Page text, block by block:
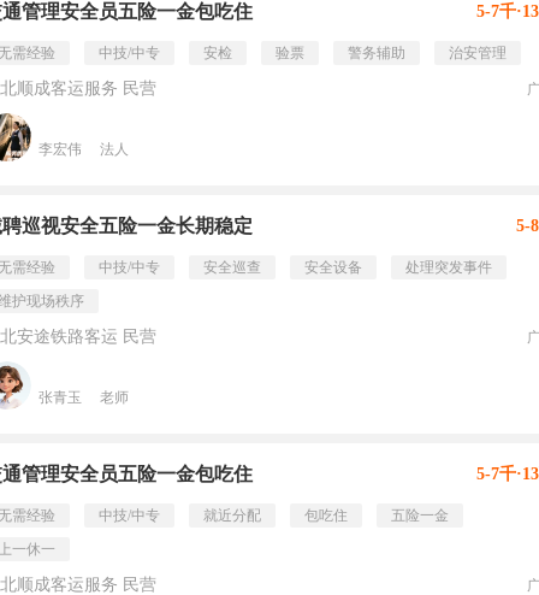
管理安全员五险一金包吃住 5-7千
需经验 中技/中专 安检 验票 警务辅助 治安管理
顺成客运服务 民营
李宏伟 法人
巡视安全五险一金长期稳定 5-
需经验 中技/中专 安全巡查 安全设备
处理突发事件
护现场秩序
安途铁路客运 民营
张青玉 老师
管理安全员五险一金包吃住 5-7千
需经验 中技/中专 就近分配 包吃住
五险一金
一休一
顺成客运服务 民营